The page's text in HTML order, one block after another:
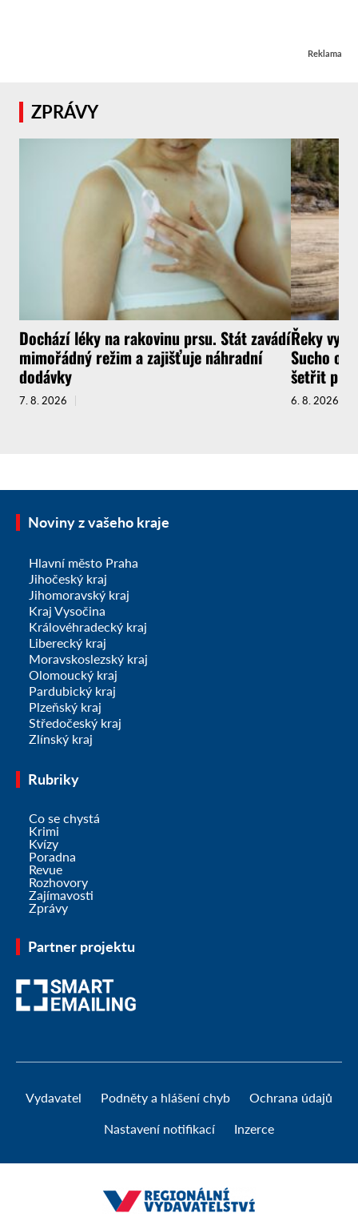
Reklama
ZPRÁVY
Dochází léky na rakovinu prsu. Stát zavádí
mimořádný režim a zajišťuje náhradní
dodávky
7. 8. 2026
Řeky
Sucho
šetřit
6. 8. 2026
Noviny z vašeho kraje
Hlavní město Praha
Jihočeský kraj
Jihomoravský kraj
Kraj Vysočina
Královéhradecký kraj
Liberecký kraj
Moravskoslezský kraj
Olomoucký kraj
Pardubický kraj
Plzeňský kraj
Středočeský kraj
Zlínský kraj
Rubriky
Co se chystá
Krimi
Kvízy
Poradna
Revue
Rozhovory
Zajímavosti
Zprávy
Partner projektu
Vydavatel Podněty a hlášení chyb Ochrana údajů
Nastavení notifikací Inzerce